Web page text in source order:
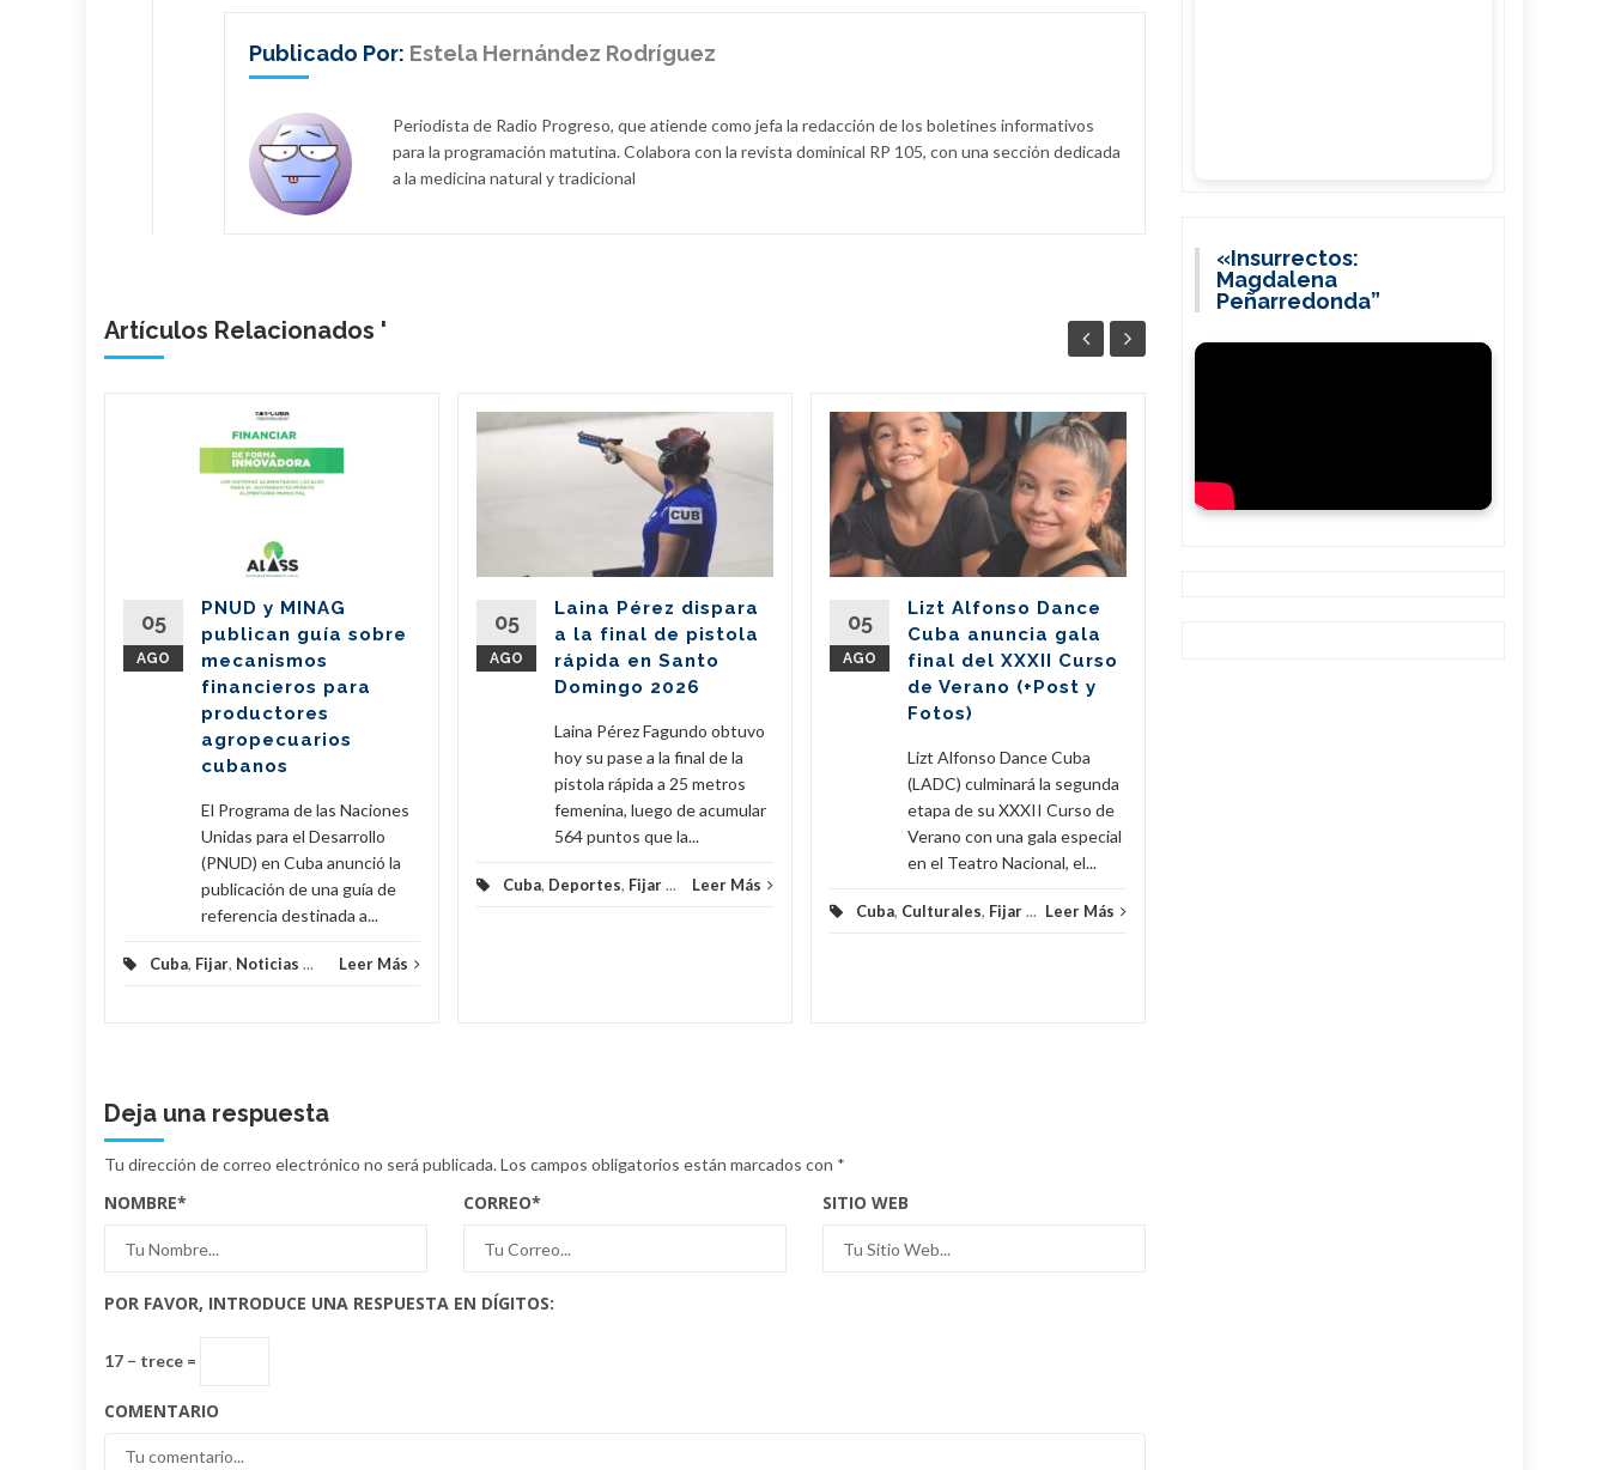
Publicado Por: Estela Hernández Rodríguez
Periodista de Radio Progreso, que atiende como jefa la redacción de los boletines informativos
para la programación matutina. Colabora con la revista dominical RP 105, con una sección dedicada
a la medicina natural y tradicional
Artículos Relacionados '
05
AGO
PNUD y MINAG
publican guía sobre
mecanismos
financieros para
productores
agropecuarios
cubanos
El Programa de las Naciones
Unidas para el Desarrollo
(PNUD) en Cuba anunció la
publicación de una guía de
referencia destinada a...
Cuba, Fijar, Noticias ... Leer Más
05
AGO
Laina Pérez dispara
a la final de pistola
rápida en Santo
Domingo 2026
Laina Pérez Fagundo obtuvo
hoy su pase a la final de la
pistola rápida a 25 metros
femenina, luego de acumular
564 puntos que la...
Cuba, Deportes, Fijar... Leer Más
05
AGO
Lizt Alfonso Dance
Cuba anuncia gala
final del XXXII Curso
de Verano (+Post y
Fotos)
Lizt Alfonso Dance Cuba
(LADC) culminará la segunda
etapa de su XXXII Curso de
Verano con una gala especial
en el Teatro Nacional, el...
Cuba, Culturales, Fijar... Leer Más
Deja una respuesta
Tu dirección de correo electrónico no será publicada.Los campos obligatorios están marcados con *
NOMBRE* CORREO* SITIO WEB
POR FAVOR, INTRODUCE UNA RESPUESTA EN DÍGITOS:
17 − trece =
COMENTARIO
«Insurrectos:
Magdalena
Peñarredonda”